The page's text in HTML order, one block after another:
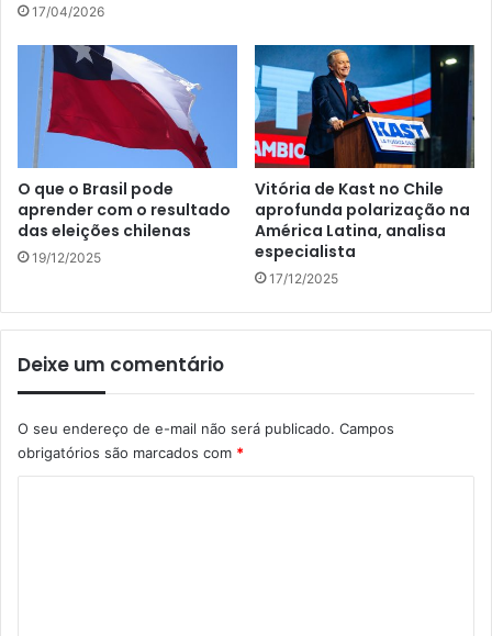
17/04/2026
O que o Brasil pode
aprender com o resultado
das eleições chilenas
19/12/2025
Vitória de Kast no Chile
aprofunda polarização na
América Latina, analisa
especialista
17/12/2025
Deixe um comentário
O seu endereço de e-mail não será publicado. Campos
obrigatórios são marcados com *